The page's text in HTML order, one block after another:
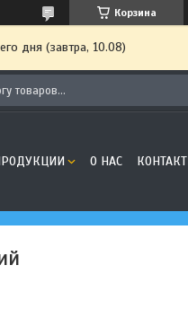
Корзина
дня (завтра, 10.08)
О НАС